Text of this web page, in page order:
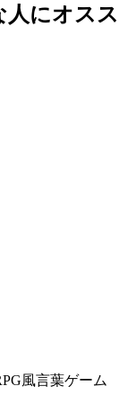
人にオスス
風言葉ゲーム